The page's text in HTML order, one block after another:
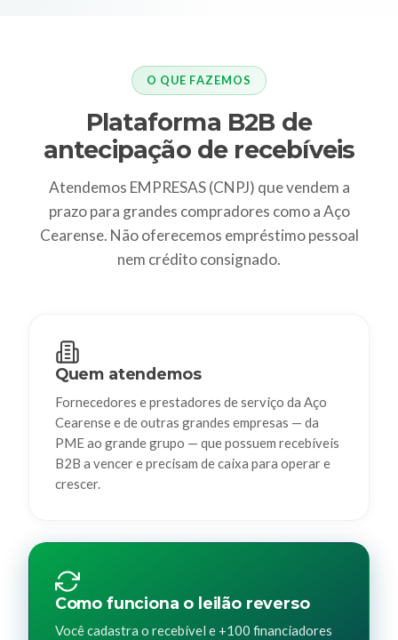
O QUE FAZEMOS
Plataforma B2B de
antecipação de recebíveis
Atendemos EMPRESAS (CNPJ) que vendem a
prazo para grandes compradores como a Aço
Cearense. Não oferecemos empréstimo pessoal
nem crédito consignado.
Quem atendemos
Fornecedores e prestadores de serviço da Aço
Cearense e de outras grandes empresas — da
PME ao grande grupo — que possuem recebíveis
B2B a vencer e precisam de caixa para operar e
crescer.
Como funciona o leilão reverso
Você cadastra o recebível e +100 financiadores